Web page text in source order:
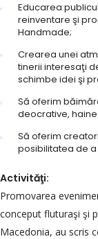
Educarea
reinventare şi
Handmade;
Crearea unei
tinerii interesaţi
schimbe idei şi
Să oferim
deocrative,
Să oferim
posibilitatea de
Activităţi:
Promovarea
conceput fluturaşi şi
Macedonia, au scris